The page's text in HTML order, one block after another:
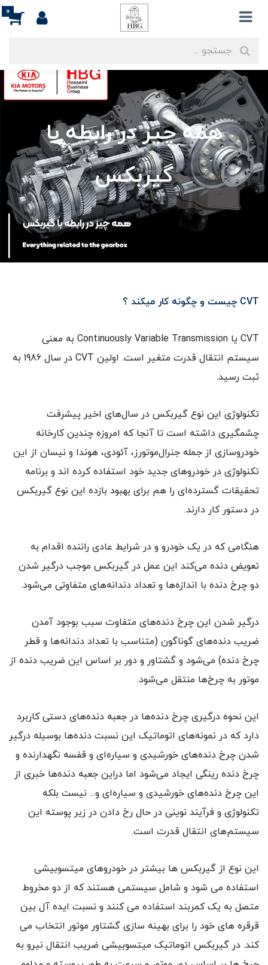
0
همه چیز در رابطه با
گیربکس
CVT چیست و چگونه کار میکند ؟
CVT یا Continuously Variable Transmission به معنی
سيستم انتقال قدرت متغير است. اولين CVT در سال 1986 به
ثبت رسید.
تکنولوژی این نوع گیربکس در سال‌های اخیر پیشرفت
چشمگیری داشته است تا آنجا که امروزه چندين کارخانه
خودروسازی از جمله جنرال‌موتورز، آئودی، هوندا و نيسان از این
تکنولوژی در خودروهای جدید خود استفاده کرده اند و برنامه
تحقیقات گسترده‌ای را هم برای بهبود بازده این نوع گیربکس
در دستور کار دارند.
هنگامی که در یک خودرو و در شرایط عادی راننده اقدام به
تعویض دنده می‌کند این عمل در گیربکس موجب درگیر شدن
دو چرخ دنده با اندازه‌ها و تعداد دندانه‌های متفاوتی می‌شود.
درگیر شدن این چرخ دند‌ه‌های متفاوت سبب بوجود آمدن
ضریب دنده‌های گوناگون (متناسب با تعداد دندانه‌ها و قطر
چرخ دنده) می‌شود و گشتاور و دور بر اساس این ضریب دنده از
موتور به چرخ‌ها منتقل می‌شود.
این نحوه درگیری چرخ دنده‌ها در جعبه دنده‌های دستی کاربرد
دارد که در نمونه‌های اتوماتیک این نسبت دنده‌ها بوسیله درگیر
شدن چرخ دنده‌های خورشیدی و سیاره‌ای و قفسه نگهدارنده و
چرخ دنده رینگی ایجاد می‌شود اما دراین جعبه دنده‌ها خبری از
این چرخ دنده‌های خورشیدی و سیاره‌ای و... نیست بلکه
تکنولوژی و فرآیند نوینی در حال رخ دادن در زیر پوسته این
سیستم‌های انتقال قدرت است.
این نوع از گیربکس ها بیشتر در خودروهای میتسوبیشی
استفاده می شود و شامل سیستمی هستند که از دو مخروط
متصل به یک کمربند استفاده می کنند و نسبت ایده آل بین
قرقره های خود را برای بهینه سازی گشتاور موتور انتخاب می
کند. در گیربکس اتوماتیک میتسوبیشی ضریب انتقال نیرو به